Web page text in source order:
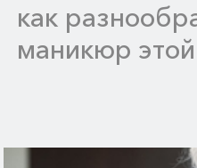
как
маникюр